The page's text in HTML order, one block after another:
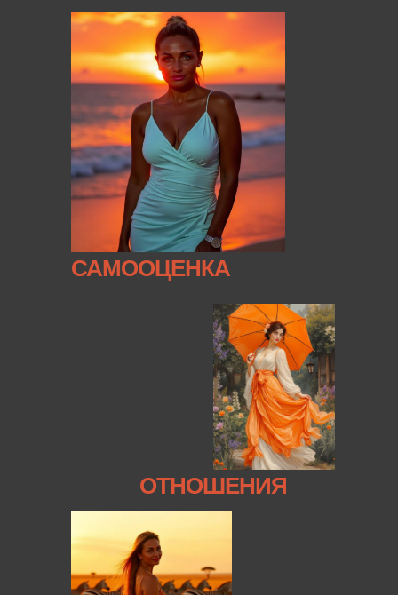
ОТНОШЕНИЯ
САМООЦЕНКА